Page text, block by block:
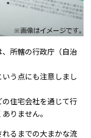
所轄の行政庁（自治
う点にも注意しまし
住宅会社を通じて行
りません。
るまでの大まかな流